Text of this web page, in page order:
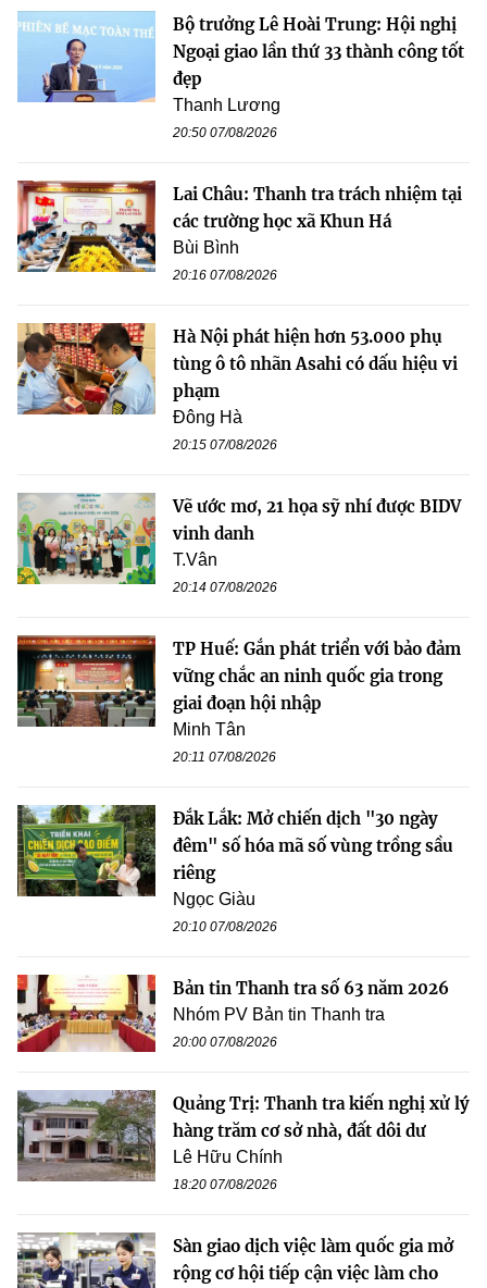
Bộ trưởng Lê Hoài Trung: Hội nghị
Ngoại giao lần thứ 33 thành công tốt
đẹp
Thanh Lương
20:50 07/08/2026
Lai Châu: Thanh tra trách nhiệm tại
các trường học xã Khun Há
Bùi Bình
20:16 07/08/2026
Hà Nội phát hiện hơn 53.000 phụ
tùng ô tô nhãn Asahi có dấu hiệu vi
phạm
Đông Hà
20:15 07/08/2026
Vẽ ước mơ, 21 họa sỹ nhí được BIDV
vinh danh
T.Vân
20:14 07/08/2026
TP Huế: Gắn phát triển với bảo đảm
vững chắc an ninh quốc gia trong
giai đoạn hội nhập
Minh Tân
20:11 07/08/2026
Đắk Lắk: Mở chiến dịch "30 ngày
đêm" số hóa mã số vùng trồng sầu
riêng
Ngọc Giàu
20:10 07/08/2026
Bản tin Thanh tra số 63 năm 2026
Nhóm PV Bản tin Thanh tra
20:00 07/08/2026
Quảng Trị: Thanh tra kiến nghị xử lý
hàng trăm cơ sở nhà, đất dôi dư
Lê Hữu Chính
18:20 07/08/2026
Sàn giao dịch việc làm quốc gia mở
rộng cơ hội tiếp cận việc làm cho